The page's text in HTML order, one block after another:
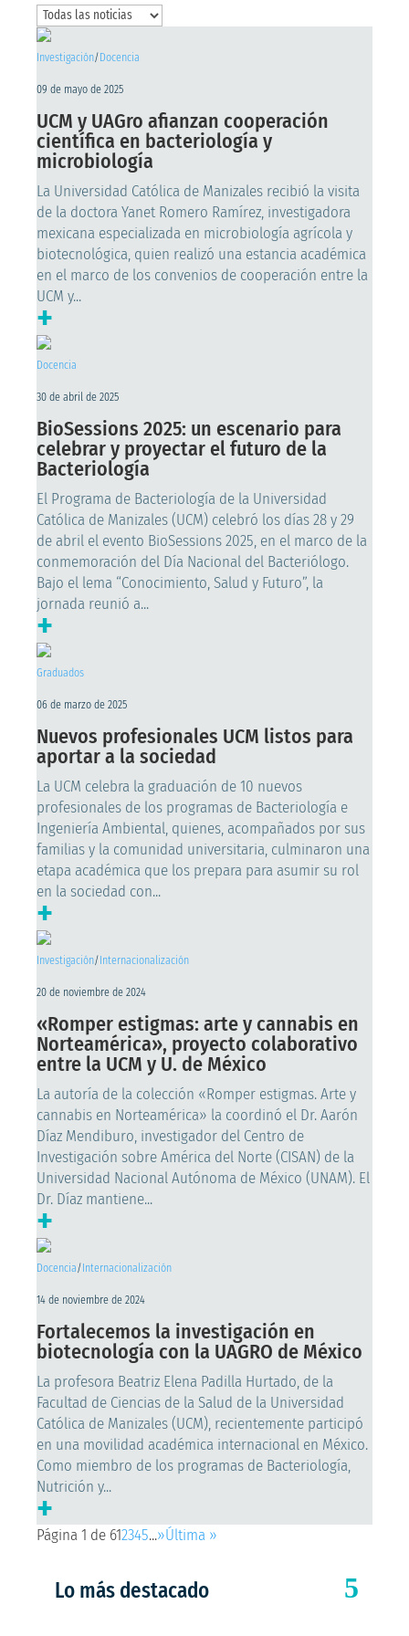
Investigación/ Docencia
09 de mayo de 2025
UCM y UAGro afianzan cooperación
científica en bacteriología y
microbiología
La Universidad Católica de Manizales recibió la visita
de la doctora Yanet Romero Ramírez, investigadora
mexicana especializada en microbiología agrícola y
biotecnológica, quien realizó una estancia académica
en el marco de los convenios de cooperación entre la
UCM y...
+
Docencia
30 de abril de 2025
BioSessions 2025: un escenario para
celebrar y proyectar el futuro de la
Bacteriología
El Programa de Bacteriología de la Universidad
Católica de Manizales (UCM) celebró los días 28 y 29
de abril el evento BioSessions 2025, en el marco de la
conmemoración del Día Nacional del Bacteriólogo.
Bajo el lema “Conocimiento, Salud y Futuro”, la
jornada reunió a...
+
Graduados
06 de marzo de 2025
Nuevos profesionales UCM listos para
aportar a la sociedad
La UCM celebra la graduación de 10 nuevos
profesionales de los programas de Bacteriología e
Ingeniería Ambiental, quienes, acompañados por sus
familias y la comunidad universitaria, culminaron una
etapa académica que los prepara para asumir su rol
en la sociedad con...
+
Investigación/ Internacionalización
20 de noviembre de 2024
«Romper estigmas: arte y cannabis en
Norteamérica», proyecto colaborativo
entre la UCM y U. de México
La autoría de la colección «Romper estigmas. Arte y
cannabis en Norteamérica» la coordinó el Dr. Aarón
Díaz Mendiburo, investigador del Centro de
Investigación sobre América del Norte (CISAN) de la
Universidad Nacional Autónoma de México (UNAM). El
Dr. Díaz mantiene...
+
Docencia/ Internacionalización
14 de noviembre de 2024
Fortalecemos la investigación en
biotecnología con la UAGRO de México
La profesora Beatriz Elena Padilla Hurtado, de la
Facultad de Ciencias de la Salud de la Universidad
Católica de Manizales (UCM), recientemente participó
en una movilidad académica internacional en México.
Como miembro de los programas de Bacteriología,
Nutrición y...
+
Página 1 de 612345...»Última »
Lo más destacado